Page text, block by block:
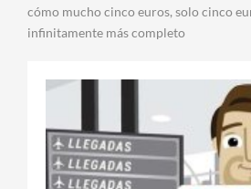
cómo mucho cinco euros, solo cinco
infinitamente más completo